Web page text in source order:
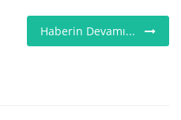
Haberin Devamı...